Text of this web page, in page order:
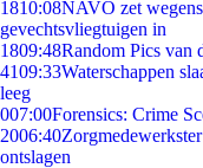
1810:08NAVO zet
gevechtsvliegtuigen in
1809:48Random Pics van
4109:33Waterschappen
leeg
007:00Forensics: Crime
2006:40
ontslagen